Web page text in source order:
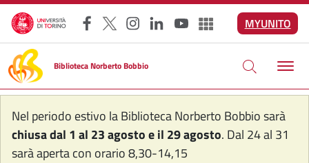
Salta al contenuto principale
Facebook
X Instagram
LinkedInYouTubeAltri social
MYUNITO
Biblioteca Norberto Bobbio
Nel periodo estivo la Biblioteca Norberto Bobbio sarà
chiusa dal 1 al 23 agosto e il 29 agosto. Dal 24 al 31
sarà aperta con orario 8,30-14,15